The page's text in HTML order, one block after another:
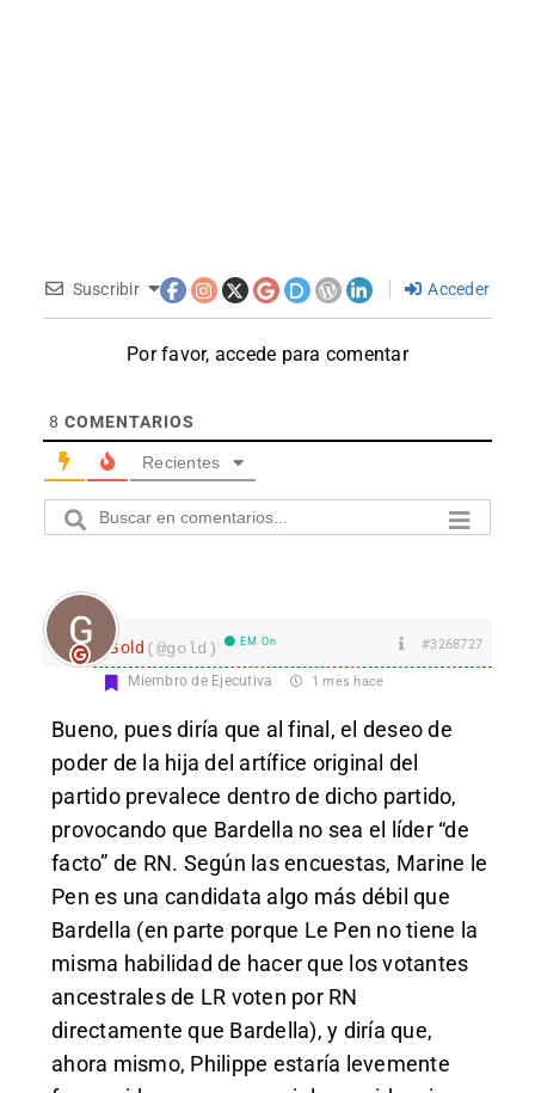
Suscribir Acceder
Por favor, accede para comentar
8 COMENTARIOS
Recientes
Gold (@gold) EM On #3268727
Miembro de Ejecutiva 1 mes hace
Bueno, pues diría que al final, el deseo de
poder de la hija del artífice original del
partido prevalece dentro de dicho partido,
provocando que Bardella no sea el líder “de
facto” de RN. Según las encuestas, Marine le
Pen es una candidata algo más débil que
Bardella (en parte porque Le Pen no tiene la
misma habilidad de hacer que los votantes
ancestrales de LR voten por RN
directamente que Bardella), y diría que,
ahora mismo, Philippe estaría levemente